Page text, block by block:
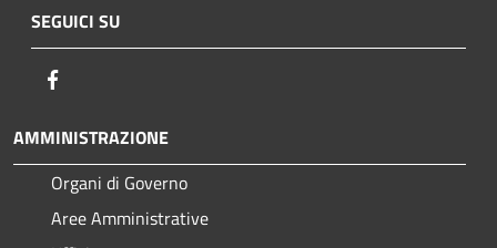
SEGUICI SU
AMMINISTRAZIONE
Organi di Governo
Aree Amministrative